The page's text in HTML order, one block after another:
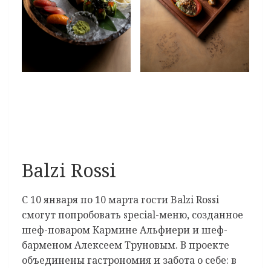
Balzi Rossi
С 10 января по 10 марта гости Balzi Rossi
смогут попробовать special-меню, созданное
шеф-поваром Кармине Альфиери и шеф-
барменом Алексеем Труновым. В проекте
объединены гастрономия и забота о себе: в